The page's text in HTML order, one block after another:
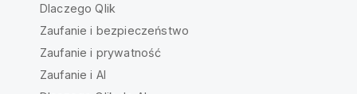
Dlaczego Qlik
Zaufanie i bezpieczeństwo
Zaufanie i prywatność
Zaufanie i AI